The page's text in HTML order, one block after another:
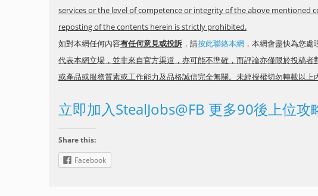
services or the level of competence or integrity of the above mentioned
reposting of the contents herein is strictly prohibited.
如對本網任何內容有任何意見或投訴 ，請按此聯絡本網 ，本網會盡快為您處
代表本網立場，並非來自官方渠道，亦可能不準確，而評論亦僅限於投稿
或產品或服務質素或工作能力及品格誠信完全無關。未經授權切勿轉載以上
立即加入StealJobs@FB 更多90後上位攻
Share this:
Facebook